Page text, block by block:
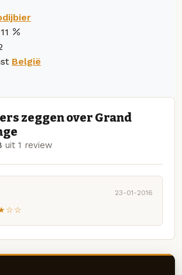
11
België
zeggen over Grand
uit 1 review
23-01-2016